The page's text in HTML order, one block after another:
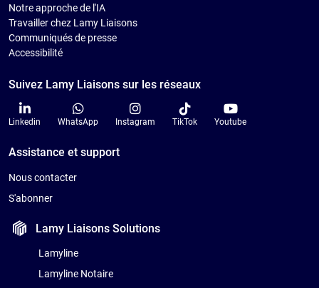
Notre approche de l'IA
Travailler chez Lamy Liaisons
Communiqués de presse
Accessibilité
Suivez Lamy Liaisons sur les réseaux
Linkedin WhatsApp Instagram TikTok Youtube
Assistance et support
Nous contacter
S'abonner
Lamy LiaisonsSolutions
Lamyline
Lamyline Notaire